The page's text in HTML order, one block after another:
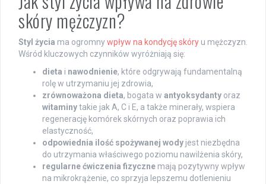
skóry mężczyzn?
Styl życia ma ogromnywpływ na kondycję skóry u mężczyzn.
Wśród kluczowych czynników wyróżniają się:
dieta i nawodnienie, które odgrywają fundamentalną
rolę w utrzymaniu jej zdrowia,
zrównoważona dieta, bogata w antyoksydanty oraz
witaminytakie jak A, C i E, a także minerały, wspiera
regenerację komórek skórnych oraz poprawia ich
elastyczność,
odpowiednia ilość spożywanej wody jest niezbędna
do utrzymania właściwego poziomu nawilżenia skóry,
regularne ćwiczenia fizyczne mają pozytywny wpływ
na mikrokrążenie, co sprzyja lepszemu dotlenieniu